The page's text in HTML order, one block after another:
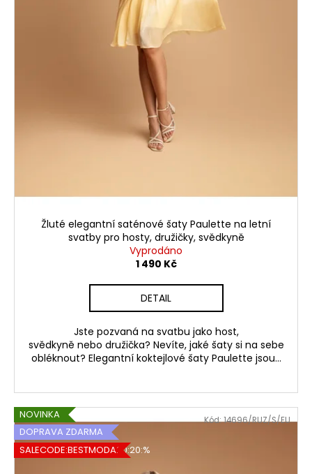
Žluté elegantní saténové šaty Paulette na letní
svatby pro hosty, družičky, svědkyně
Vyprodáno
1 490 Kč
DETAIL
Jste pozvaná na svatbu jako host,
svědkyně nebo družička? Nevíte, jaké šaty si na sebe
obléknout? Elegantní koktejlové šaty Paulette jsou...
NOVINKA
DOPRAVA ZDARMA
SALECODE:BESTMODA20:20:%
Kód:14696/RUZ/S/EU